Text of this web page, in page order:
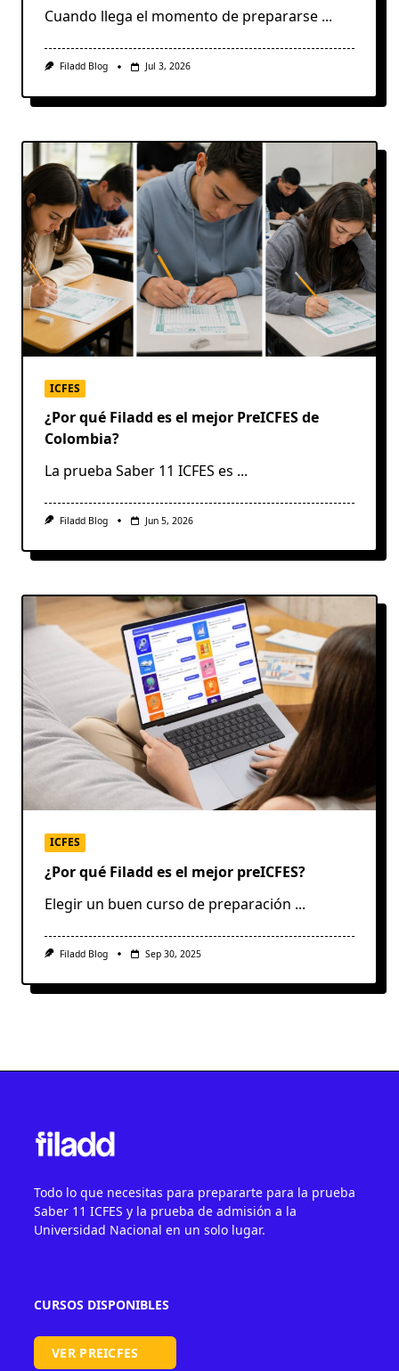
Cuando llega el momento de prepararse ...
Filadd Blog Jul 3, 2026
ICFES
¿Por qué Filadd es el mejor PreICFES de
Colombia?
La prueba Saber 11 ICFES es ...
Filadd Blog Jun 5, 2026
ICFES
¿Por qué Filadd es el mejor preICFES?
Elegir un buen curso de preparación ...
Filadd Blog Sep 30, 2025
Todo lo que necesitas para prepararte para la prueba
Saber 11 ICFES y la prueba de admisión a la
Universidad Nacional en un solo lugar.
CURSOS DISPONIBLES
VER PREICFES